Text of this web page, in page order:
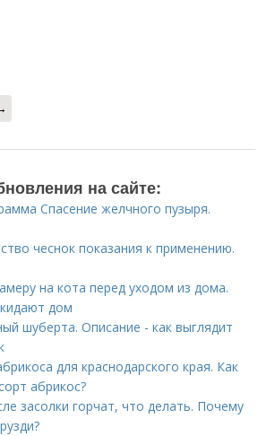
на сайте:
Спасение желчного пузыря.
чеснок показания к применению.
на кота перед уходом из дома.
дом
шуберта. Описание - как выглядит
для краснодарского края. Как
абрикос?
засолки горчат, что делать. Почему